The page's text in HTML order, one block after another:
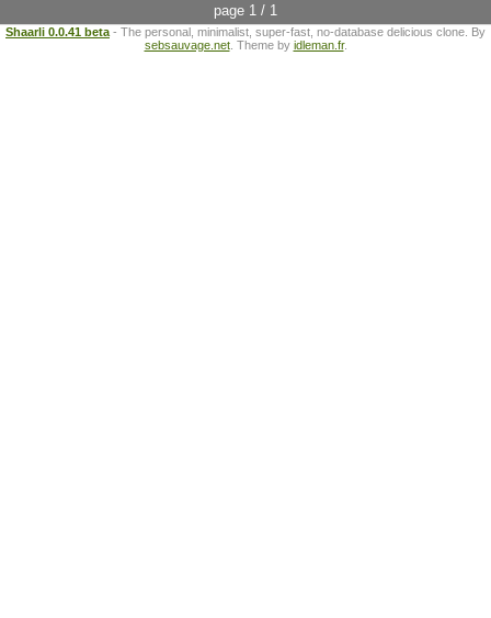
page 1 / 1
Shaarli 0.0.41 beta - The personal, minimalist, super-fast, no-database delicious clone. By
sebsauvage.net. Theme by idleman.fr.